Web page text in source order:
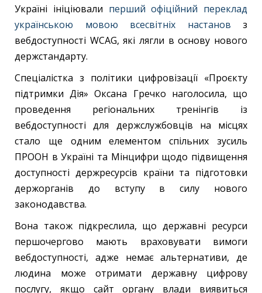
Україні ініціювали перший офіційний переклад
українською мовою всесвітніх настанов з
вебдоступності WCAG, які лягли в основу нового
держстандарту.
Спеціалістка з політики цифровізації «Проєкту
підтримки Дія» Оксана Гречко наголосила, що
проведення регіональних тренінгів із
вебдоступності для держслужбовців на місцях
стало ще одним елементом спільних зусиль
ПРООН в Україні та Мінцифри щодо підвищення
доступності держресурсів країни та підготовки
держорганів до вступу в силу нового
законодавства.
Вона також підкреслила, що державні ресурси
першочергово мають враховувати вимоги
вебдоступності, адже немає альтернативи, де
людина може отримати державну цифрову
послугу, якщо сайт органу влади виявиться